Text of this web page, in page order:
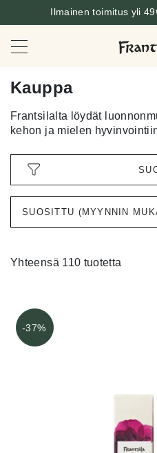
Ilmainen toimitus yli
Kauppa
Frantsilalta löydät
kehon ja mielen
Yhteensä 110 tuotetta
-37%